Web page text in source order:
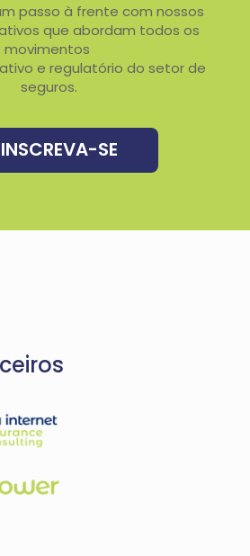
passo à frente com nossos
que abordam todos os
movimentos
e regulatório do setor de
seguros.
INSCREVA-SE